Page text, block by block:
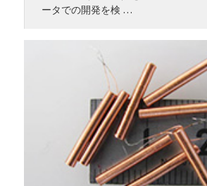
ータでの開発を検 …